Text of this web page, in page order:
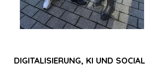
DIGITALISIERUNG, KI UND SOCIAL